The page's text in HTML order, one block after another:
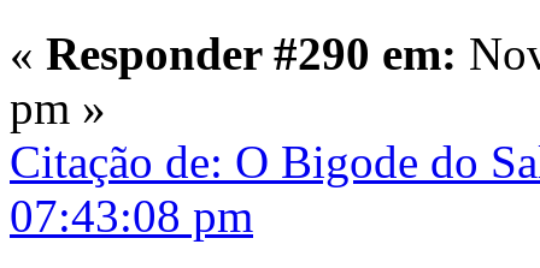
« Responder #290 em:
pm »
Citação de: O Bigode do
07:43:08 pm